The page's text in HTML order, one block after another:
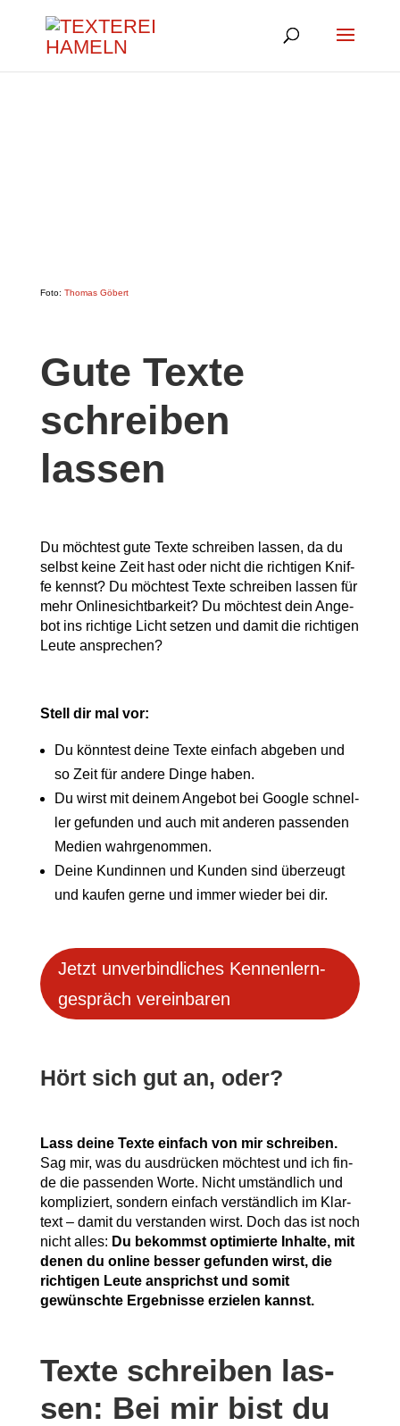
Foto: Tho­mas Göbert
Gute Tex­te
schrei­ben
lassen
Du möch­test gute Tex­te schrei­ben las­sen, da du
selbst kei­ne Zeit hast oder nicht die rich­ti­gen Knif­
fe kennst? Du möch­test Tex­te schrei­ben las­sen für
mehr Online­sicht­bar­keit? Du möch­test dein Ange­
bot ins rich­ti­ge Licht set­zen und damit die rich­ti­gen
Leu­te ansprechen?
Stell dir mal vor:
Du könn­test dei­ne Tex­te ein­fach abge­ben und
so Zeit für ande­re Din­ge haben.
Du wirst mit dei­nem Ange­bot bei Goog­le schnel­
ler gefun­den und auch mit ande­ren pas­sen­den
Medi­en wahrgenommen.
Dei­ne Kun­din­nen und Kun­den sind über­zeugt
und kau­fen ger­ne und immer wie­der bei dir.
Jetzt unver­bind­li­ches Ken­nen­lern­
ge­spräch vereinbaren
Hört sich gut an, oder?
Lass dei­ne Tex­te ein­fach von mir schrei­ben.
Sag mir, was du aus­drü­cken möch­test und ich fin­
de die pas­sen­den Wor­te. Nicht umständ­lich und
kom­pli­ziert, son­dern ein­fach ver­ständ­lich im Klar­
text – damit du ver­stan­den wirst. Doch das ist noch
nicht alles: Du bekommst opti­mier­te Inhal­te, mit
denen du online bes­ser gefun­den wirst, die
rich­ti­gen Leu­te ansprichst und somit
gewünsch­te Ergeb­nis­se erzie­len kannst.
Tex­te schrei­ben las­
sen: Bei mir bist du